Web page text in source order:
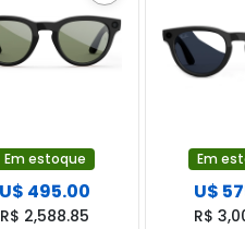
Em estoque
U$ 495.00
R$ 2,588.85
Em
U$
R$